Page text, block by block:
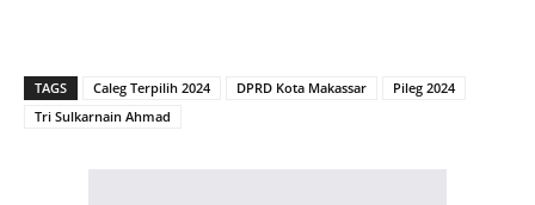
TAGS Caleg Terpilih 2024 DPRD Kota Makassar
Pileg 2024
Tri Sulkarnain Ahmad